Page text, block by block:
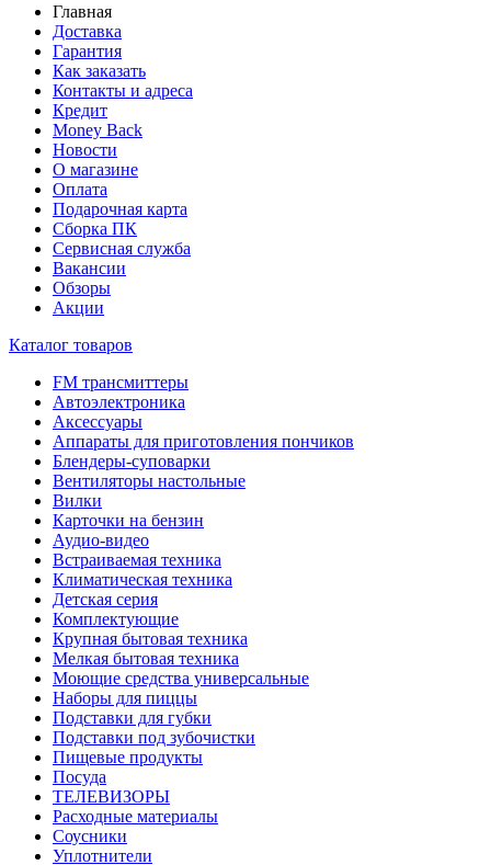
Главная
Доставка
Гарантия
Как заказать
Контакты и адреса
Кредит
Money Back
Новости
О магазине
Оплата
Подарочная карта
Сборка ПК
Сервисная служба
Вакансии
Обзоры
Акции
Каталог товаров
FM трансмиттеры
Автоэлектроника
Аксессуары
Аппараты для приготовления пончиков
Блендеры-суповарки
Вентиляторы настольные
Вилки
Карточки на бензин
Аудио-видео
Встраиваемая техника
Климатическая техника
Детская серия
Комплектующие
Крупная бытовая техника
Мелкая бытовая техника
Моющие средства универсальные
Наборы для пиццы
Подставки для губки
Подставки под зубочистки
Пищевые продукты
Посуда
ТЕЛЕВИЗОРЫ
Расходные материалы
Соусники
Уплотнители